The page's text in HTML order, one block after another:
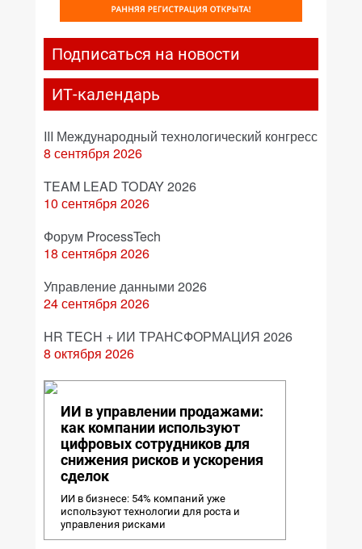
Подписаться на новости
ИТ-календарь
III Международный технологический конгресс
8 сентября 2026
TEAM LEAD TODAY 2026
10 сентября 2026
Форум ProcessTech
18 сентября 2026
Управление данными 2026
24 сентября 2026
HR TECH + ИИ ТРАНСФОРМАЦИЯ 2026
8 октября 2026
ИИ в управлении продажами:
как компании используют
цифровых сотрудников для
снижения рисков и ускорения
сделок
ИИ в бизнесе: 54% компаний уже
используют технологии для роста и
управления рисками